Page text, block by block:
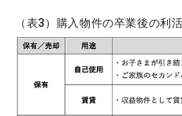
（表3）購入物件の卒業後の利